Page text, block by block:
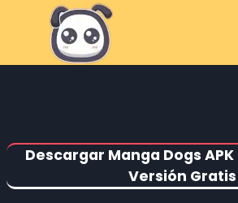
content
Descargar Manga Dogs
Versión Gratis